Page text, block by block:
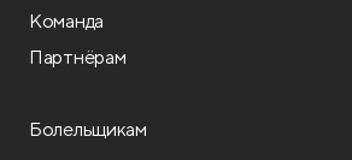
Команда
Партнёрам
Болельщикам